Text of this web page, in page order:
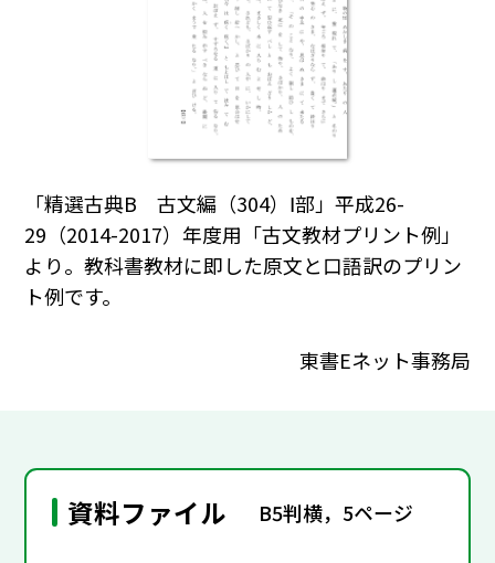
「精選古典B 古文編（304）Ⅰ部」平成26-
29（2014-2017）年度用「古文教材プリント例」
より。教科書教材に即した原文と口語訳のプリン
ト例です。
東書Eネット事務局
資料ファイル B5判横，5ページ